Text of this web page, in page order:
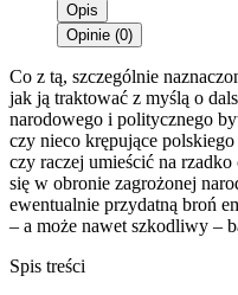
Opis
Opinie (0)
Co z tą, szczególnie
jak ją traktować z myślą o
narodowego i politycznego
czy nieco krępujące
czy raczej umieścić na
się w obronie zagrożonej
ewentualnie przydatną broń
– a może nawet szkodliwy –
Spis treści